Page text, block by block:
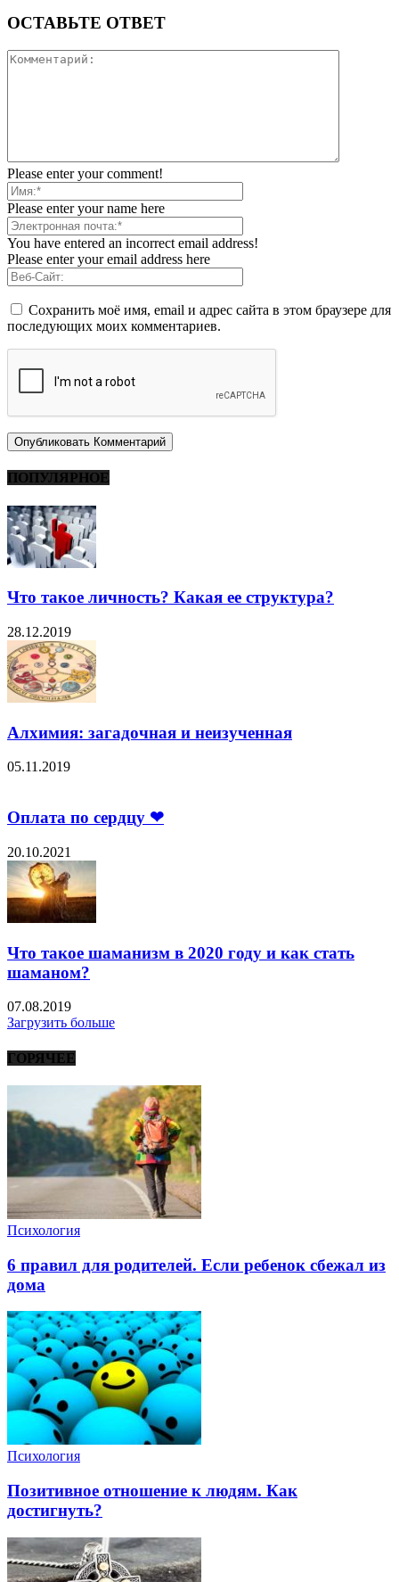
ОСТАВЬТЕ ОТВЕТ
Please enter your comment!
Please enter your name here
You have entered an incorrect email address!
Please enter your email address here
Сохранить моё имя, email и адрес сайта в этом браузере для
последующих моих комментариев.
ПОПУЛЯРНОЕ
Что такое личность? Какая ее структура?
28.12.2019
Алхимия: загадочная и неизученная
05.11.2019
Оплата по сердцу ❤
20.10.2021
Что такое шаманизм в 2020 году и как стать
шаманом?
07.08.2019
Загрузить больше
ГОРЯЧЕЕ
Психология
6 правил для родителей. Если ребенок сбежал из
дома
Психология
Позитивное отношение к людям. Как
достигнуть?